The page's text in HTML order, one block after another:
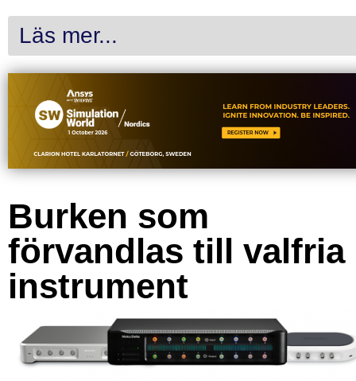
Läs mer...
Burken som
förvandlas till valfria
instrument